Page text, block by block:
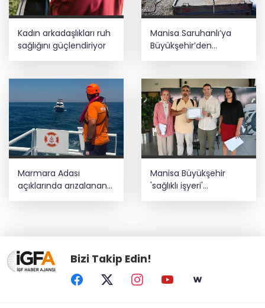
Kadın arkadaşlıkları ruh
sağlığını güçlendiriyor
Manisa Saruhanlı’ya
Büyükşehir’den
tarımsal destek
Marmara Adası
açıklarında arızalanan
Manisa Büyükşehir
'sağlıklı işyeri'
Bizi Takip Edin!